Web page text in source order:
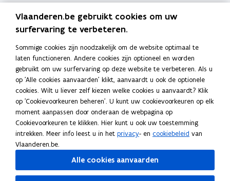
Schrijf je in
Thema's
Taaladviezen
Spellingregels
Tips voor duidelijke taal
Bekijk ook
Spellingtests
Boek- en webwijzer
Vlaanderen.be gebruikt cookies om uw
surfervaring te verbeteren.
Sommige cookies zijn noodzakelijk om de website optimaal te
laten functioneren. Andere cookies zijn optioneel en worden
gebruikt om uw surfervaring op deze website te verbeteren. Als u
op 'Alle cookies aanvaarden' klikt, aanvaardt u ook de optionele
cookies. Wilt u liever zelf kiezen welke cookies u aanvaardt? Klik
op 'Cookievoorkeuren beheren'. U kunt uw cookievoorkeuren op elk
moment aanpassen door onderaan de webpagina op
Cookievoorkeuren te klikken. Hier kunt u ook uw toestemming
intrekken. Meer info leest u in het privacy- en cookiebeleid van
Vlaanderen.be.
Alle cookies aanvaarden